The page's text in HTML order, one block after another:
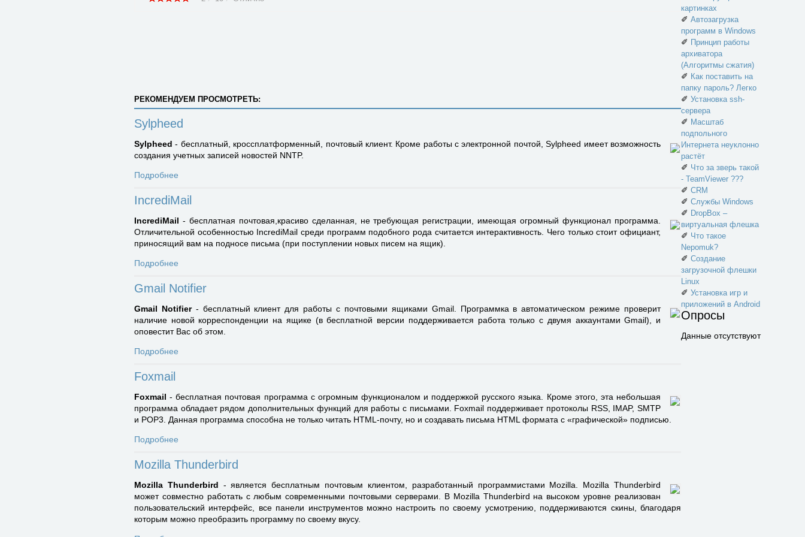
РЕКОМЕНДУЕМ ПРОСМОТРЕТЬ:
Sylpheed
Sylpheed - бесплатный, кроссплатформенный, почтовый клиент. Кроме работы с электронной почтой, Sylpheed имеет возможность
создания учетных записей новостей NNTP.
Подробнее
IncrediMail
IncrediMail - бесплатная почтовая,красиво сделанная, не требующая регистрации, имеющая огромный функционал программа.
Отличительной особенностью IncrediMail среди программ подобного рода считается интерактивность. Чего только стоит официант,
приносящий вам на подносе письма (при поступлении новых писем на ящик).
Подробнее
Gmail Notifier
Gmail Notifier- бесплатный клиент для работы с почтовыми ящиками Gmail. Программка в автоматическом режиме проверит
наличие новой корреспонденции на ящике (в бесплатной версии поддерживается работа только с двумя аккаунтами Gmail), и
оповестит Вас об этом.
Подробнее
Foxmail
Foxmail - бесплатная почтовая программа с огромным функционалом и поддержкой русского языка. Кроме этого, эта небольшая
программа обладает рядом дополнительных функций для работы с письмами. Foxmail поддерживает протоколы RSS, IMAP, SMTP
и POP3. Данная программа способна не только читать HTML-почту, но и создавать письма HTML формата с «графической» подписью.
Подробнее
Mozilla Thunderbird
Mozilla Thunderbird - является бесплатным почтовым клиентом, разработанный программистами Mozilla. Mozilla Thunderbird
может совместно работать с любым современными почтовыми серверами. В Mozilla Thunderbird на высоком уровне реализован
пользовательский интерфейс, все панели инструментов можно настроить по своему усмотрению, поддерживаются скины, благодаря
которым можно преобразить программу по своему вкусу.
картинках
✐ Автозагрузка
программ в Windows
✐ Принцип работы
архиватора
(Алгоритмы сжатия)
✐ Как поставить на
папку пароль? Легко
✐ Установка ssh-
сервера
✐ Масштаб
подпольного
Интернета неуклонно
растёт
✐ Что за зверь такой
- TeamViewer ???
✐ CRM
✐ Службы Windows
✐ DropBox –
виртуальная флешка
✐ Что такое
Nepomuk?
✐ Создание
загрузочной флешки
Linux
✐ Установка игр и
приложений в Android
Опросы
Данные отсутствуют